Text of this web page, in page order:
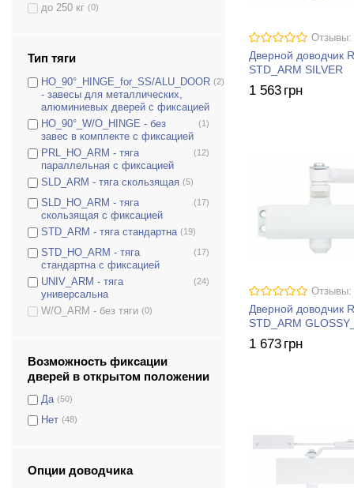
D-1504 (6)
D-2005V
D-2050T
D-2055V (0)
D-2550T (1)
D-3550 (3)
D-3554T (0)
D-4550 (3)
DS-1504 (2)
DS-1554
DS-1554P
DS-2005V (0)
DS-2050T (3)
DS-2550 (3)
DS-2550P (3)
DS-2550T
DS-3550
до 250 кг (0)
Тип тяги
HO_90°_HINGE_for_SS/ALU_DOOR
- завесы для металлических,
алюминиевых дверей с фиксацией
(2)
HO_90°_W/O_HINGE - без
завес в комплекте с фиксацией
(1)
PRL_HO_ARM - тяга
параллельная с фиксацией
(12)
SLD_ARM - тяга скользящая (5)
SLD_HO_ARM - тяга
скользящая с фиксацией
(17)
STD_ARM - тяга стандартна (19)
STD_HO_ARM - тяга
стандартна с фиксацией
(17)
UNIV_ARM - тяга
универсальна
(24)
W/O_ARM - без тяги (0)
Возможность фиксации
дверей в открытом положении
Да (50)
Нет (48)
Опции доводчика
Отзывы:
Дверной доводчик
STD_ARM SILVER
1 563 грн
Отзывы:
Дверной доводчик
STD_ARM
1 673 грн